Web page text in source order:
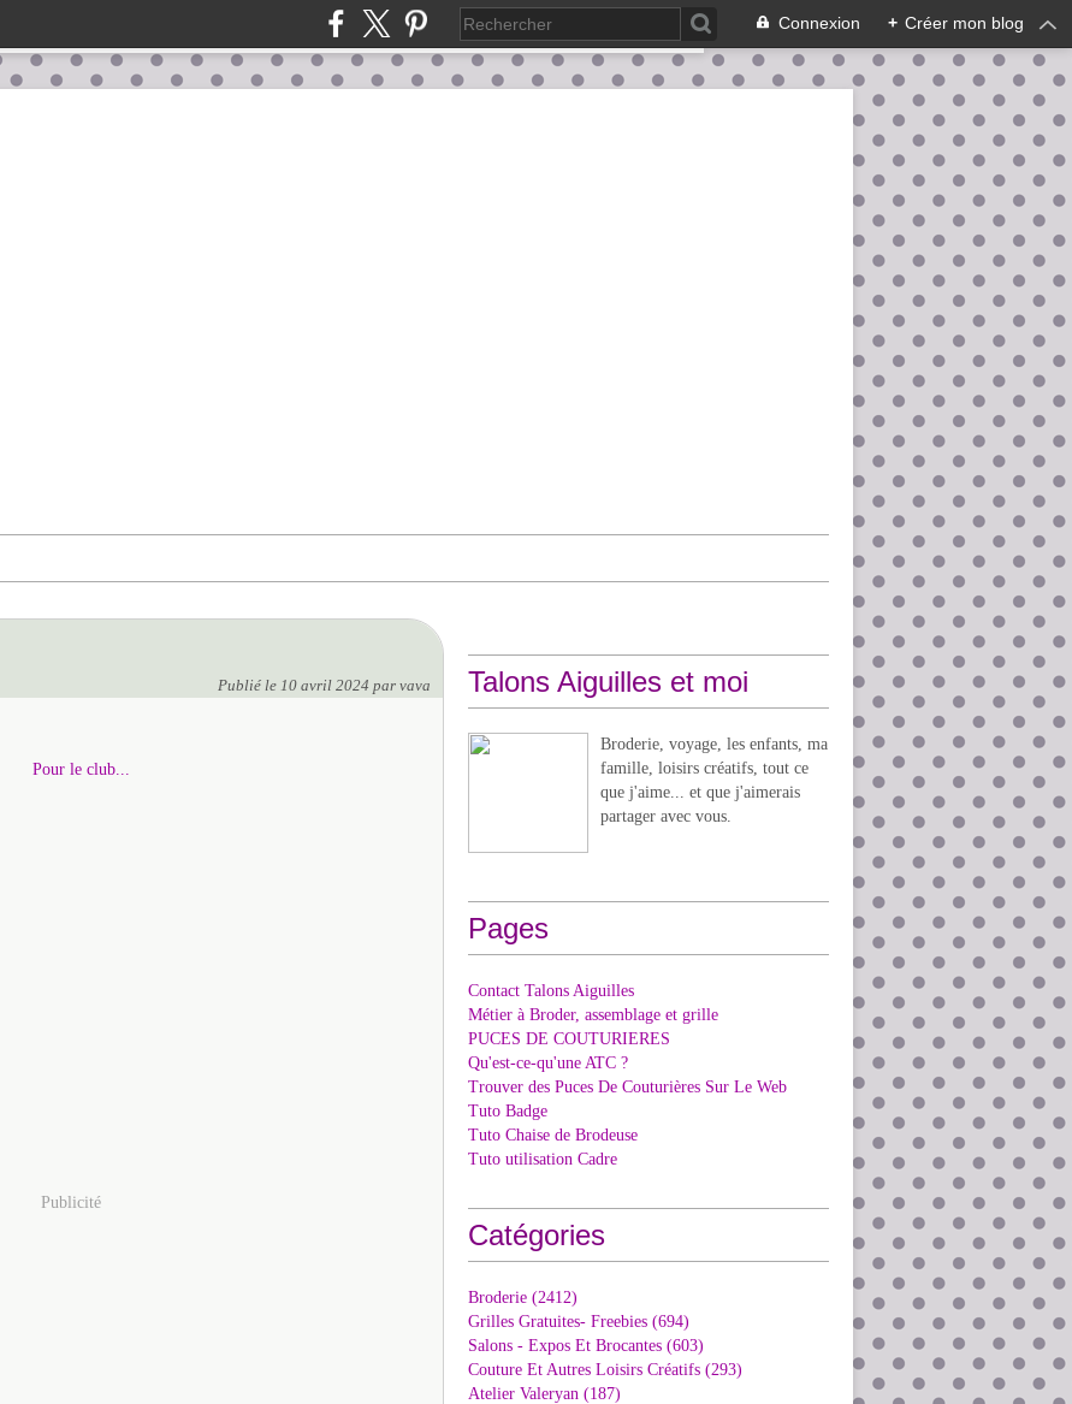
Connexion + Créer mon blog
Publié le 10 avril 2024 par vava
Publicité
Talons Aiguilles et moi
Broderie, voyage, les enfants, ma
famille, loisirs créatifs, tout ce
que j'aime... et que j'aimerais
partager avec vous.
Pages
Contact Talons Aiguilles
Métier à Broder, assemblage et grille
PUCES DE COUTURIERES
Qu'est-ce-qu'une ATC ?
Trouver des Puces De Couturières Sur Le Web
Tuto Badge
Tuto Chaise de Brodeuse
Tuto utilisation Cadre
Catégories
Broderie (2412)
Grilles Gratuites- Freebies (694)
Salons - Expos Et Brocantes (603)
Couture Et Autres Loisirs Créatifs (293)
Atelier Valeryan (187)